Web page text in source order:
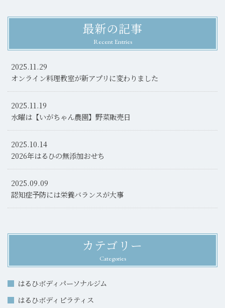
最新の記事
Recent Entries
2025.11.29
オンライン料理教室が新アプリに変わりました
2025.11.19
水曜は【いがちゃん農園】野菜販売日
2025.10.14
2026年はるひの無添加おせち
2025.09.09
認知症予防には栄養バランスが大事
カテゴリー
Categories
はるひボディパーソナルジム
はるひボディピラティス